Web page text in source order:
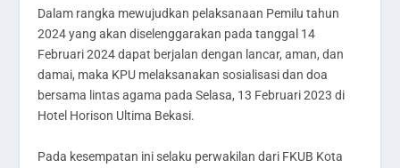
Dalam rangka mewujudkan pelaksanaan Pemilu tahun
2024 yang akan diselenggarakan pada tanggal 14
Februari 2024 dapat berjalan dengan lancar, aman, dan
damai, maka KPU melaksanakan sosialisasi dan doa
bersama lintas agama pada Selasa, 13 Februari 2023 di
Hotel Horison Ultima Bekasi.
Pada kesempatan ini selaku perwakilan dari FKUB Kota